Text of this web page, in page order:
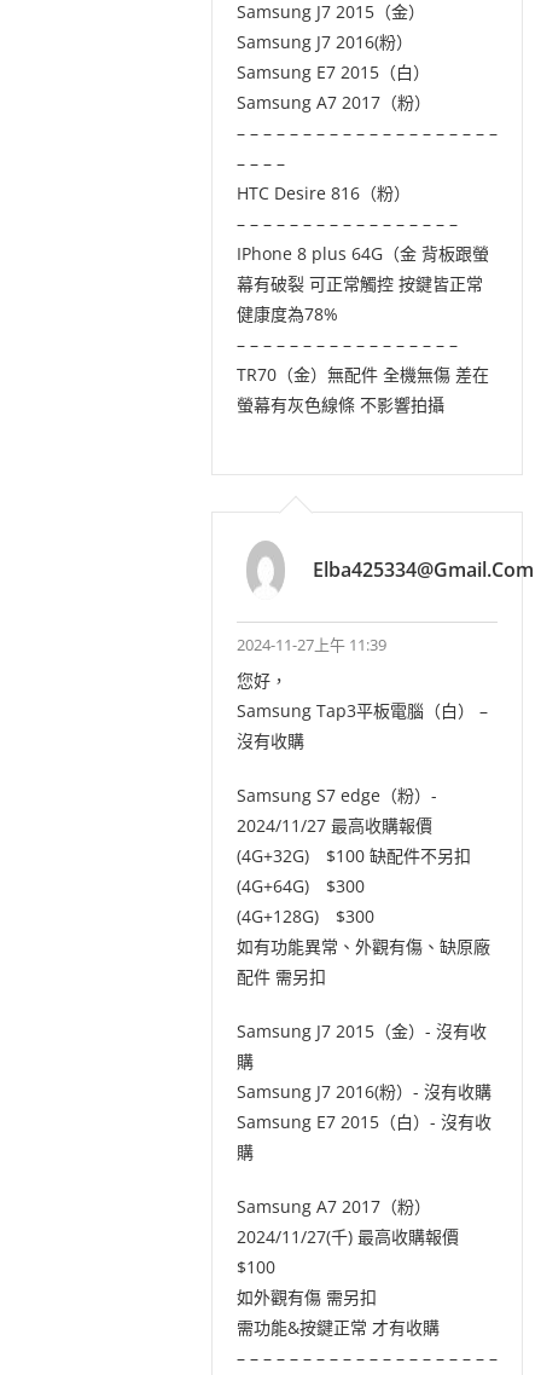
Samsung J7 2015（金）
Samsung J7 2016(粉）
Samsung E7 2015（白）
Samsung A7 2017（粉）
– – – – – – – – – – – – – – – – – – – –
– – – –
HTC Desire 816（粉）
– – – – – – – – – – – – – – – – –
IPhone 8 plus 64G（金 背板跟螢
幕有破裂 可正常觸控 按鍵皆正常
健康度為78%
– – – – – – – – – – – – – – – – –
TR70（金）無配件 全機無傷 差在
螢幕有灰色線條 不影響拍攝
Elba425334@gmail.com
2024-11-27上午 11:39
您好，
Samsung Tap3平板電腦（白） –
沒有收購
Samsung S7 edge（粉）-
2024/11/27 最高收購報價
(4G+32G) $100 缺配件不另扣
(4G+64G) $300
(4G+128G) $300
如有功能異常、外觀有傷、缺原廠
配件 需另扣
Samsung J7 2015（金）- 沒有收
購
Samsung J7 2016(粉）- 沒有收購
Samsung E7 2015（白）- 沒有收
購
Samsung A7 2017（粉）
2024/11/27(千) 最高收購報價
$100
如外觀有傷 需另扣
需功能&按鍵正常 才有收購
– – – – – – – – – – – – – – – – – – – –